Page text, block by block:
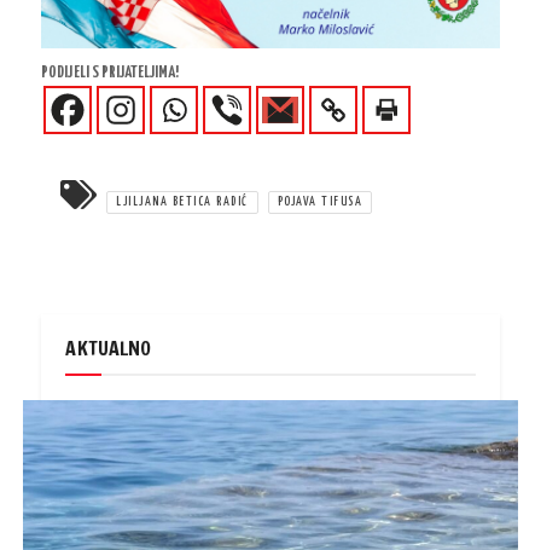
PODIJELI S PRIJATELJIMA!
LJILJANA BETICA RADIĆ POJAVA TIFUSA
AKTUALNO